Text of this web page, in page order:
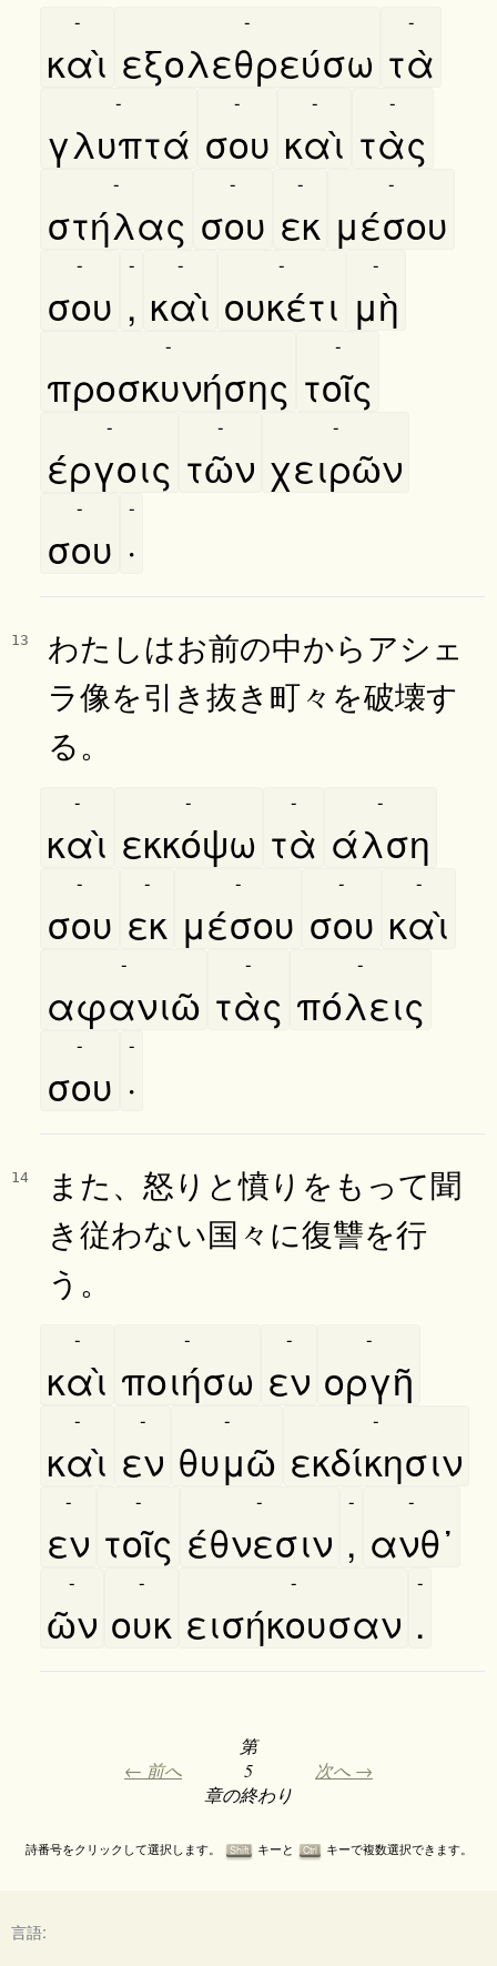
καὶ
-
εξολεθρεύσω
-
τὰ
-
γλυπτά
-
σου
-
καὶ
-
τὰς
-
στήλας
-
σου
-
εκ
-
μέσου
-
σου
-
,
-
καὶ
-
ουκέτι
-
μὴ
-
προσκυνήσης
-
τοῖς
-
έργοις
-
τῶν
-
χειρῶν
-
σου
-
·
-
13
わたしはお前の中からアシェ
ラ像を引き抜き町々を破壊す
る。
καὶ
-
εκκόψω
-
τὰ
-
άλση
-
σου
-
εκ
-
μέσου
-
σου
-
καὶ
-
αφανιῶ
-
τὰς
-
πόλεις
-
σου
-
·
-
14
また、怒りと憤りをもって聞
き従わない国々に復讐を行
う。
καὶ
-
ποιήσω
-
εν
-
οργῆ
-
καὶ
-
εν
-
θυμῶ
-
εκδίκησιν
-
εν
-
τοῖς
-
έθνεσιν
-
,
-
ανθ᾿
-
ῶν
-
ουκ
-
εισήκουσαν
-
.
-
← 前へ
第
5
章の終わり
次へ →
詩番号をクリックして選択します。 Shift キーと Ctrl キーで複数選択できます。
言語: